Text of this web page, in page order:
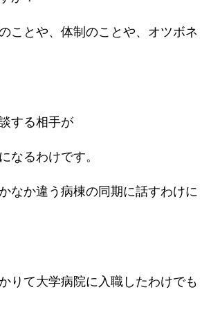
ことや、体制のことや、オツボネ
する相手が
なるわけです。
なか違う病棟の同期に話すわけに
りて大学病院に入職したわけでも